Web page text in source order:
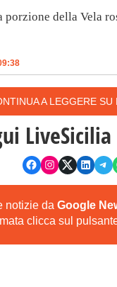
della Vela
A LEGGERE
notizie da Google
clicca sul